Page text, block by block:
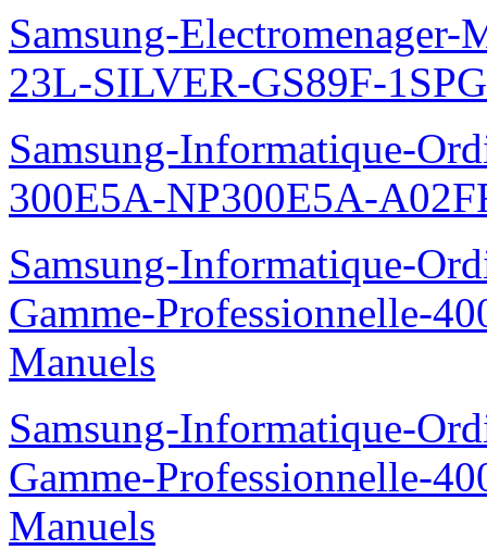
Samsung-
23L-SILVER-GS89F-
Samsung-Informatique-
300E5A-NP300E5A-
Samsung-Informatique-
Gamme-Professionnelle-
Manuels
Samsung-Informatique-
Gamme-Professionnelle-
Manuels